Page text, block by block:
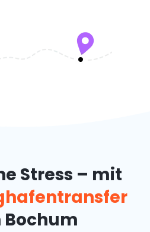
Stress – mit
Bochum